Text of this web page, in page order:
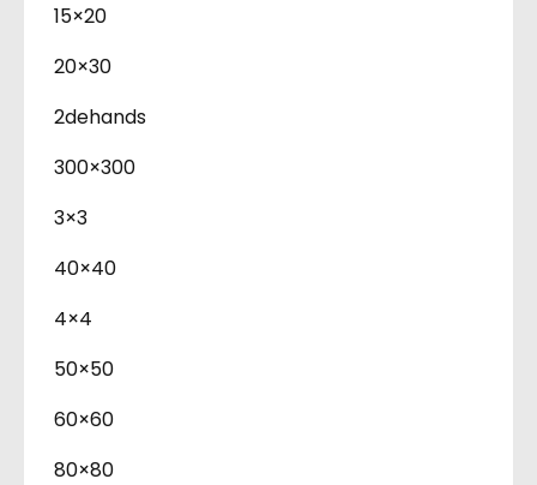
15×20
20×30
2dehands
300×300
3×3
40×40
4×4
50×50
60×60
80×80